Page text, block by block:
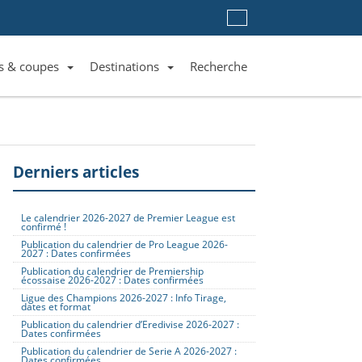
& coupes Destinations Recherche
Derniers articles
Le calendrier 2026-2027 de Premier League est
confirmé !
Publication du calendrier de Pro League 2026-
2027 : Dates confirmées
Publication du calendrier de Premiership
écossaise 2026-2027 : Dates confirmées
Ligue des Champions 2026-2027 : Info Tirage,
dates et format
Publication du calendrier d’Eredivise 2026-2027 :
Dates confirmées
Publication du calendrier de Serie A 2026-2027 :